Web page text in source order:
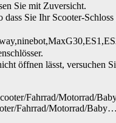
Sie mit Zuversicht.
Sie Ihr Scooter-
öffnen lässt, versuchen
Fahrrad/Motorrad/Baby…